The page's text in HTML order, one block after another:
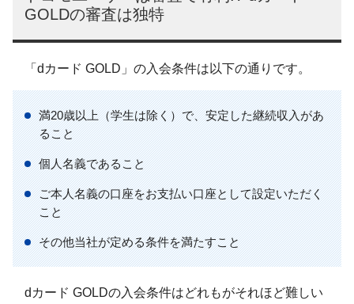
GOLDの審査は独特
「dカード GOLD」の入会条件は以下の通りです。
満20歳以上（学生は除く）で、安定した継続収入があ
ること
個人名義であること
ご本人名義の口座をお支払い口座として設定いただく
こと
その他当社が定める条件を満たすこと
dカード GOLDの入会条件はどれもがそれほど難しい